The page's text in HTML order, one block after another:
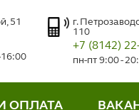
51
16:00
г.
110
+7 (8142)
пн-пт 9:00 -
ОПЛАТА